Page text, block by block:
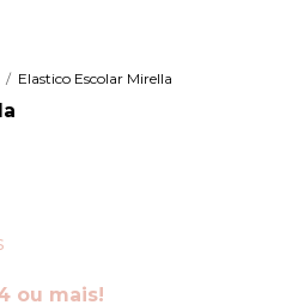
/ Elastico Escolar Mirella
ou mais!